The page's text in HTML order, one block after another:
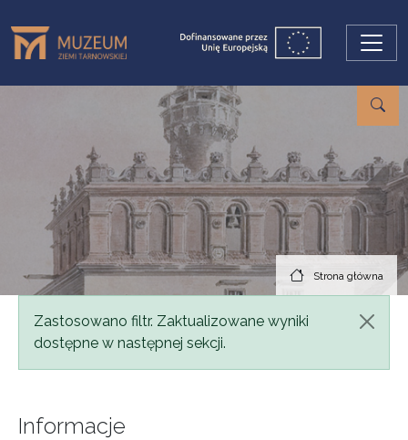
Strona główna
Komunikat
Zastosowano filtr. Zaktualizowane wyniki
dostępne w następnej sekcji.
Informacje